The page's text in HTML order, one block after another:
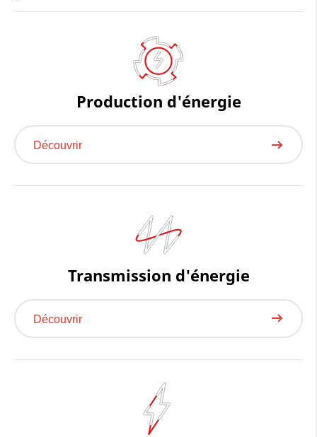
Production d'énergie
Découvrir
Transmission d'énergie
Découvrir